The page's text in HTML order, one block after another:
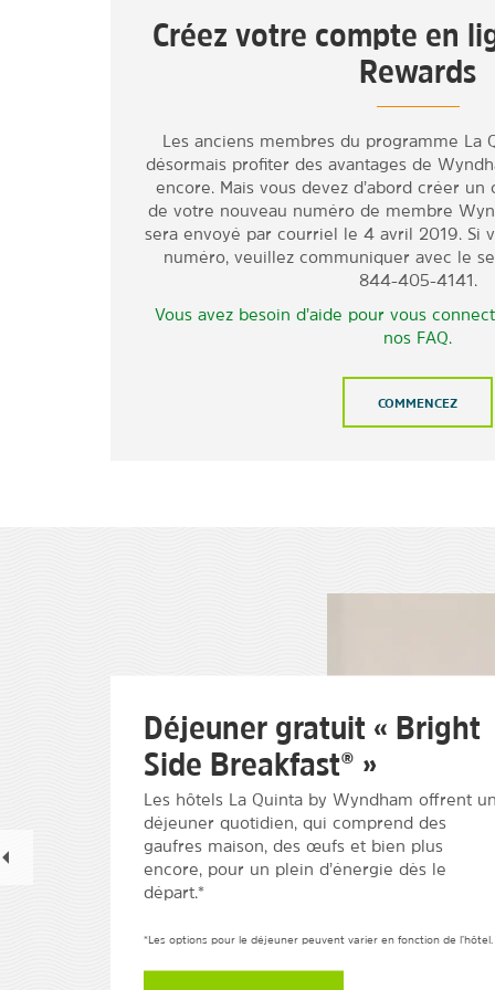
Créez votre compte en
Rewards
Les anciens membres du programme La
désormais profiter des avantages de
encore. Mais vous devez d’abord créer un
de votre nouveau numéro de membre
sera envoyé par courriel le 4 avril 2019. Si
numéro, veuillez communiquer avec le
844-405-4141.
Vous avez besoin d’aide pour vous
nos FAQ.
COMMENCEZ
Déjeuner gratuit « Bright
Side Breakfast® »
Les hôtels La Quinta by Wyndham offrent
déjeuner quotidien, qui comprend des
gaufres maison, des œufs et bien plus
encore, pour un plein d’énergie dès le
départ.*
*Les options pour le déjeuner peuvent varier en fonction de l’hôtel.